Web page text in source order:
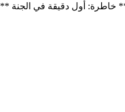
خاطرة: أول دقيقة في الجنة **